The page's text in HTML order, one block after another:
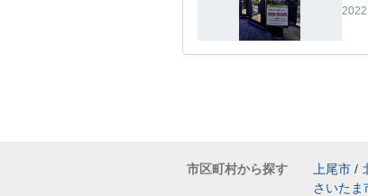
市区町村から探す 上尾市 /
さいたま